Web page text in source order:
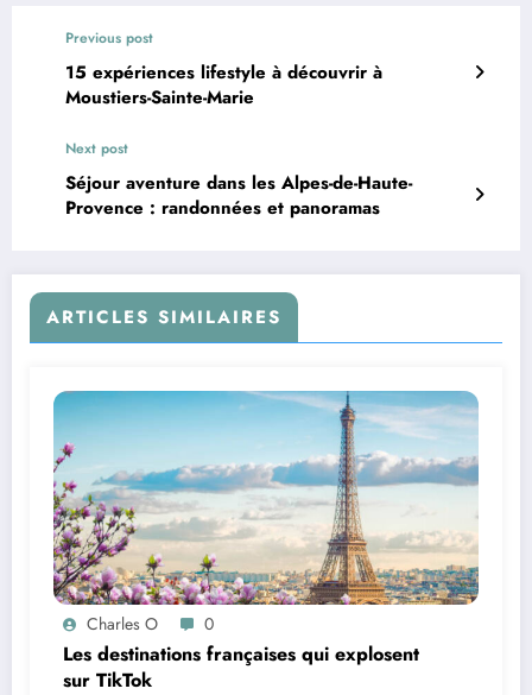
Previous post
15 expériences lifestyle à découvrir à
Moustiers-Sainte-Marie
Next post
Séjour aventure dans les Alpes-de-Haute-
Provence : randonnées et panoramas
ARTICLES SIMILAIRES
Charles O 0
Les destinations françaises qui explosent
sur TikTok